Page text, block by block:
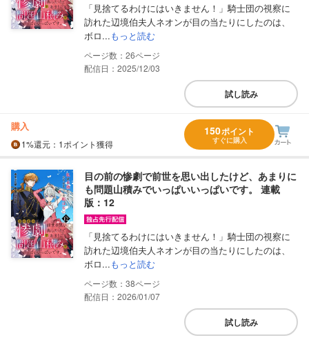
「見捨てるわけにはいきません！」騎士団の視察に
訪れた辺境伯夫人ネオンが目の当たりにしたのは、
ボロ...もっと読む
26
配信日：2025/12/03
試し読み
購入
1%還元 ：1ポイント獲得
150ポイント
すぐに購入
目の前の惨劇で前世を思い出したけど、あまりに
も問題山積みでいっぱいいっぱいです。 連載
版：12
「見捨てるわけにはいきません！」騎士団の視察に
訪れた辺境伯夫人ネオンが目の当たりにしたのは、
ボロ...もっと読む
38
配信日：2026/01/07
試し読み